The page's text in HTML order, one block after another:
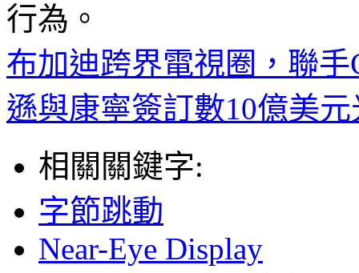
行為。
布加迪跨界電視圈，聯
遜與康寧簽訂數10億美
相關關鍵字:
字節跳動
Near-Eye Display